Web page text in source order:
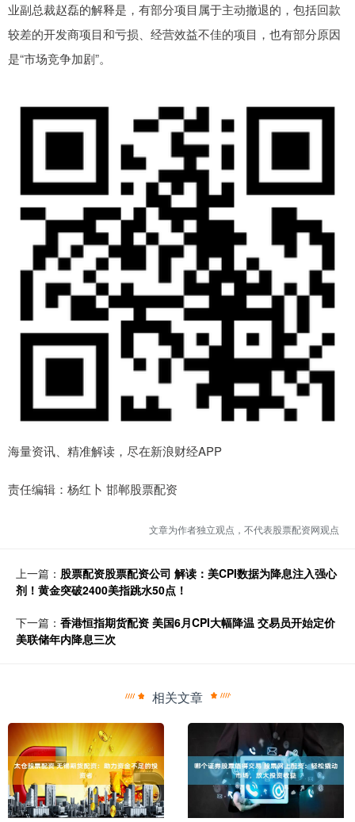
业副总裁赵磊的解释是，有部分项目属于主动撤退的，包括回款
较差的开发商项目和亏损、经营效益不佳的项目，也有部分原因
是“市场竞争加剧”。
海量资讯、精准解读，尽在新浪财经APP
责任编辑：杨红卜 邯郸股票配资
文章为作者独立观点，不代表股票配资网观点
上一篇： 股票配资股票配资公司 解读：美CPI数据为降息注入强心
剂！黄金突破2400美指跳水50点！
下一篇： 香港恒指期货配资 美国6月CPI大幅降温 交易员开始定价
美联储年内降息三次
相关文章